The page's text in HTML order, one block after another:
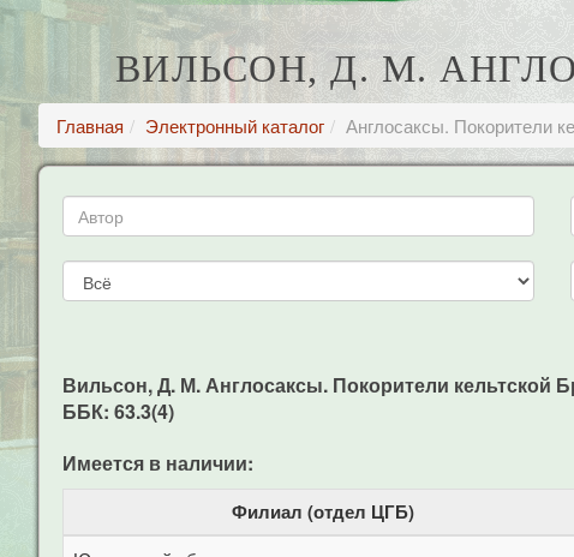
ВИЛЬСОН, Д. М.
Главная Электронный каталог Англосаксы. Покорители
Вильсон, Д. М. Англосаксы. Покорители кельтской
ББК: 63.3(4)
Имеется в наличии:
Филиал (отдел ЦГБ)